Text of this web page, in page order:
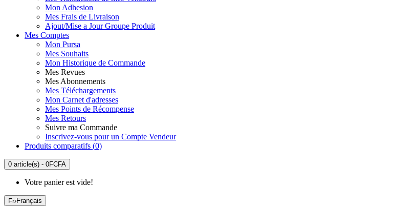
Mon Adhesion
Mes Frais de Livraison
Ajout/Mise a Jour Groupe Produit
Mes Comptes
Mon Pursa
Mes Souhaits
Mon Historique de Commande
Mes Revues
Mes Abonnements
Mes Téléchargements
Mon Carnet d'adresses
Mes Points de Récompense
Mes Retours
Suivre ma Commande
Inscrivez-vous pour un Compte Vendeur
Produits comparatifs (0)
0 article(s) - 0FCFA
Votre panier est vide!
Français